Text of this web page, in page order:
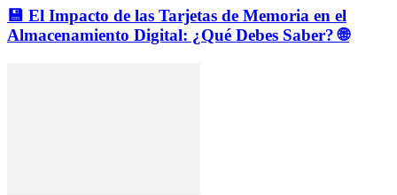
💾 El Impacto de las Tarjetas de Memoria en el
Almacenamiento Digital: ¿Qué Debes Saber? 🌐